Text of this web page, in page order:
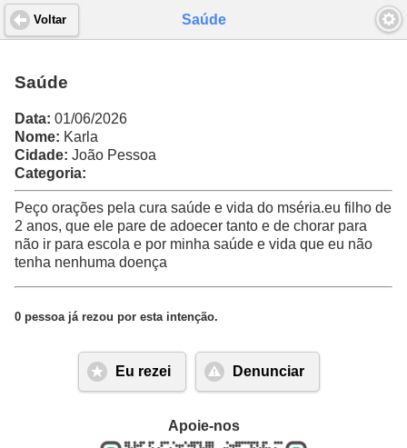
Saúde
Voltar
Saúde
Data: 01/06/2026
Nome: Karla
Cidade: João Pessoa
Categoria:
Peço orações pela cura saúde e vida do mséria.eu filho de
2 anos, que ele pare de adoecer tanto e de chorar para
não ir para escola e por minha saúde e vida que eu não
tenha nenhuma doença
0 pessoa já rezou por esta intenção.
Eu rezei Denunciar
Apoie-nos